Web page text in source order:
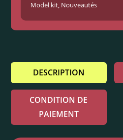
Model kit, Nouveautés
DESCRIPTION
CONDITION DE
PAIEMENT